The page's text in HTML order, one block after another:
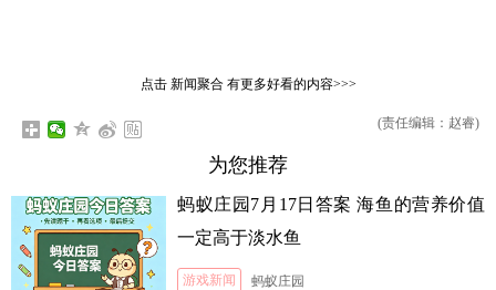
点击 新闻聚合有更多好看的内容>>>
(责任编辑：赵睿)
为您推荐
蚂蚁庄园7月17日答案 海鱼的营养价值
一定高于淡水鱼
游戏新闻 蚂蚁庄园